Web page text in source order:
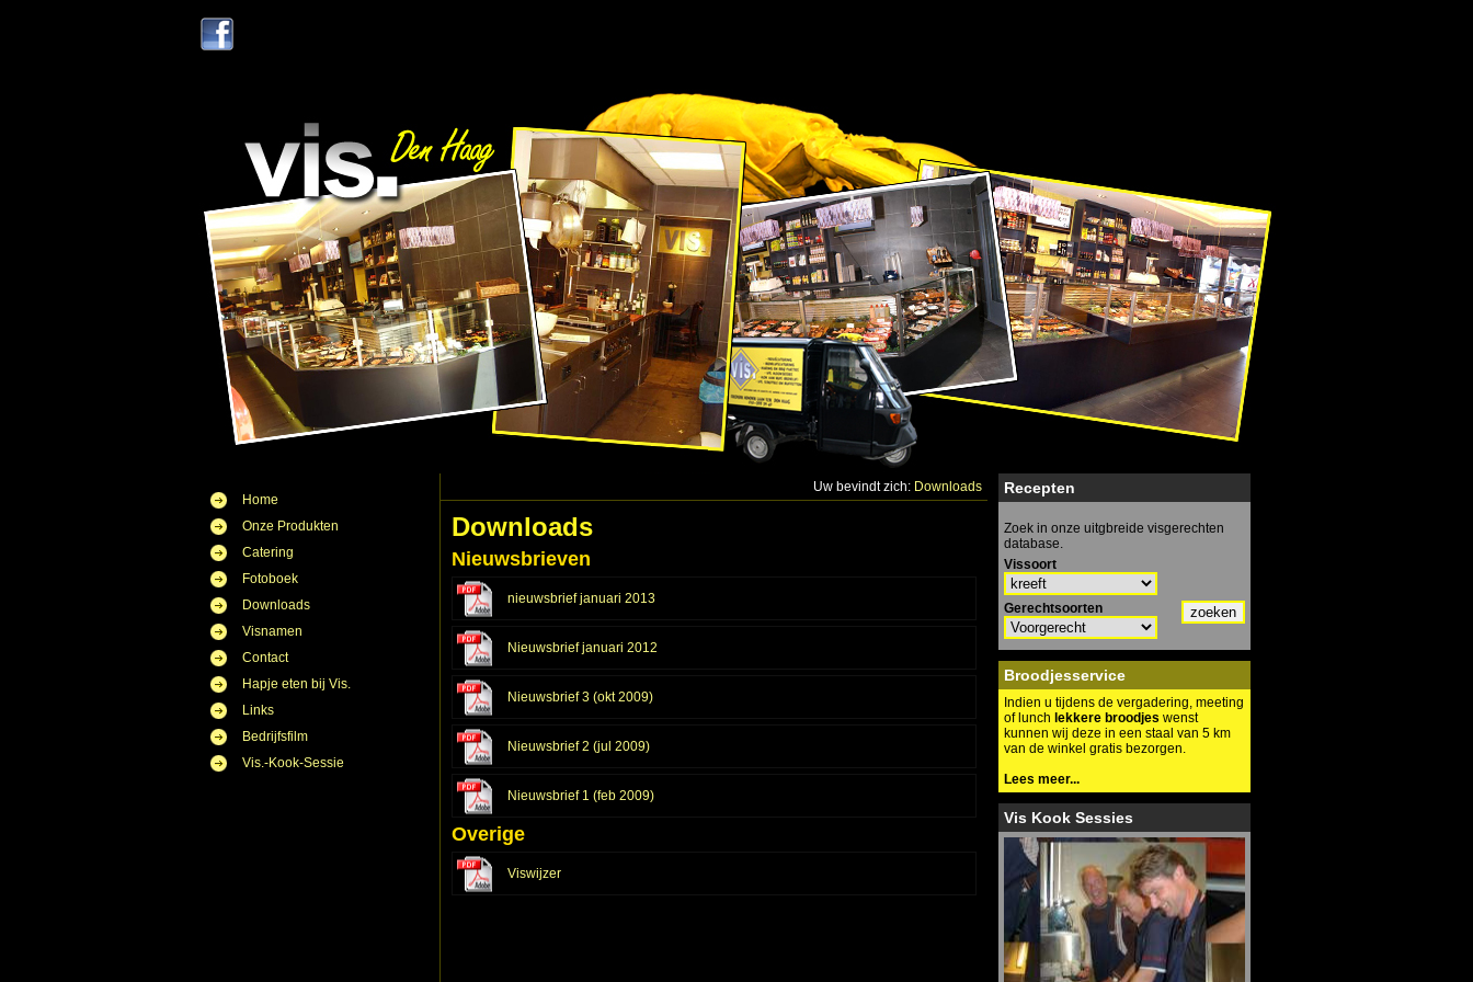
Home
Onze Produkten
Catering
Fotoboek
Downloads
Visnamen
Contact
Hapje eten bij Vis.
Links
Bedrijfsfilm
Vis.-Kook-Sessie
Uw bevindt zich: Downloads
Downloads
Nieuwsbrieven
nieuwsbrief januari 2013
Nieuwsbrief januari 2012
Nieuwsbrief 3 (okt 2009)
Nieuwsbrief 2 (jul 2009)
Nieuwsbrief 1 (feb 2009)
Overige
Viswijzer
Recepten
Zoek in onze uitgbreide visgerechten
database.
Vissoort
Gerechtsoorten zoeken
Broodjesservice
Indien u tijdens de vergadering, meeting
of lunch lekkere broodjes wenst
kunnen wij deze in een staal van 5 km
van de winkel gratis bezorgen.
Lees meer...
Vis Kook Sessies